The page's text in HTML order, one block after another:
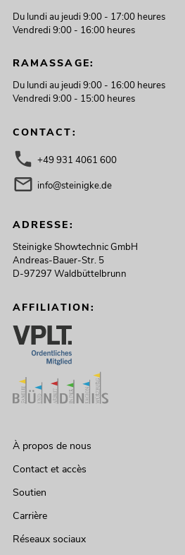
Du lundi au jeudi 9:00 - 17:00 heures
Vendredi 9:00 - 16:00 heures
RAMASSAGE:
Du lundi au jeudi 9:00 - 16:00 heures
Vendredi 9:00 - 15:00 heures
CONTACT:
+49 931 4061 600
info@steinigke.de
ADRESSE:
Steinigke Showtechnic GmbH
Andreas-Bauer-Str. 5
D-97297 Waldbüttelbrunn
AFFILIATION:
À propos de nous
Contact et accès
Soutien
Carrière
Réseaux sociaux